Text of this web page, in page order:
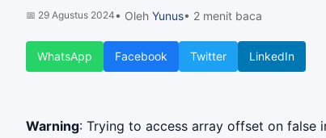
📅 29 Agustus 2024• Oleh Yunus• 2 menit baca
WhatsApp Facebook Twitter LinkedIn
Warning: Trying to access array offset on false